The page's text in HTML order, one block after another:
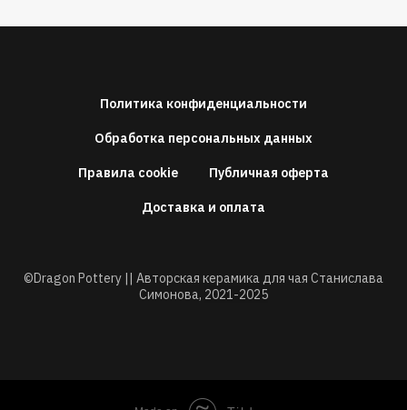
Политика конфиденциальности
Обработка персональных данных
Правила cookie Публичная оферта
Доставка и оплата
©Dragon Pottery || Авторская керамика для чая Станислава
Симонова, 2021-2025